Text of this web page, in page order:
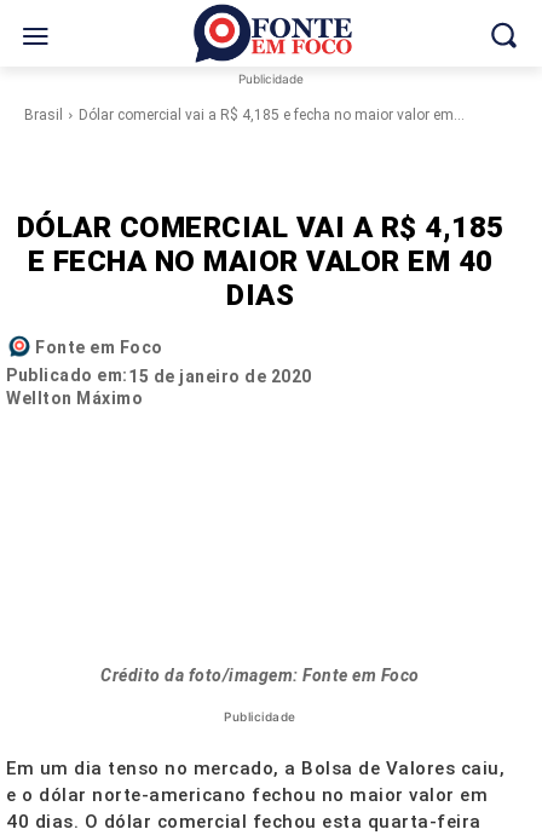
Publicidade
Brasil Dólar comercial vai a R$ 4,185 e fecha no maior valor em...
DÓLAR COMERCIAL VAI A R$ 4,185
E FECHA NO MAIOR VALOR EM 40
DIAS
Fonte em Foco
Publicado em:15 de janeiro de 2020
Wellton Máximo
Crédito da foto/imagem: Fonte em Foco
Publicidade
Em um dia tenso no mercado, a Bolsa de Valores caiu,
e o dólar norte-americano fechou no maior valor em
40 dias. O dólar comercial fechou esta quarta-feira